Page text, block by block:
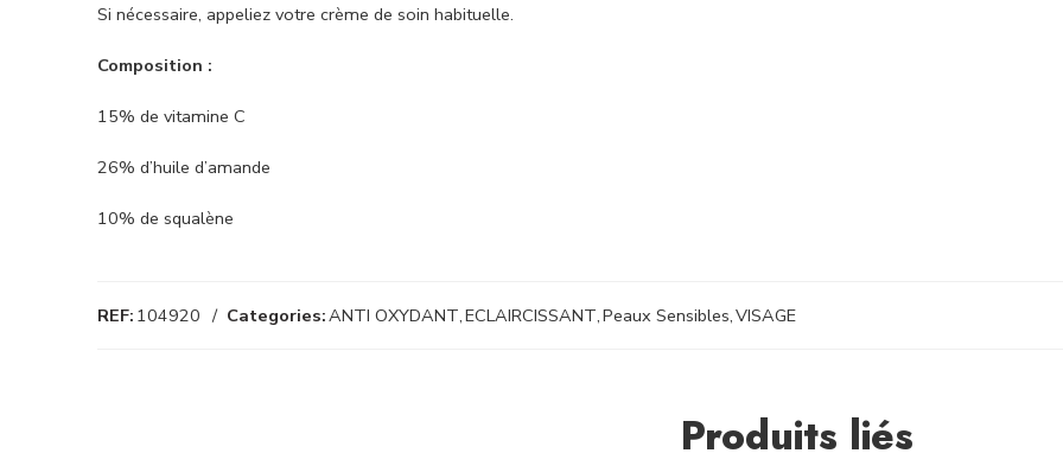
Si nécessaire, appeliez votre crème de soin habituelle.
Composition :
15% de vitamine C
26% d’huile d’amande
10% de squalène
REF: 104920 Categories:ANTI OXYDANT,ECLAIRCISSANT,Peaux Sensibles,VISAGE
Produits liés